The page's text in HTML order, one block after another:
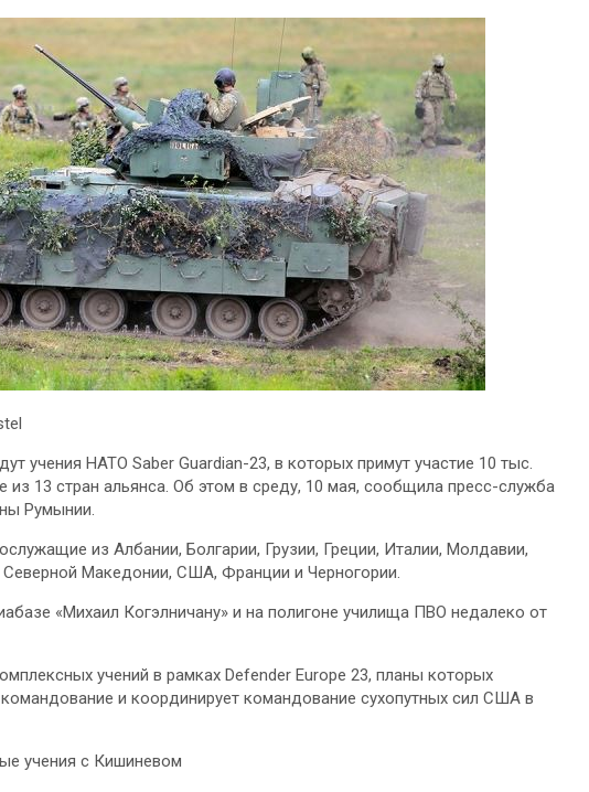
учения НАТО Saber Guardian-23, в которых примут участие 10 тыс.
из 13 стран альянса. Об этом в среду, 10 мая, сообщила пресс-служба
Румынии.
из Албании, Болгарии, Грузии, Греции, Италии, Молдавии,
Македонии, США, Франции и Черногории.
«Михаил Когэлничану» и на полигоне училища ПВО недалеко от
учений в рамках Defender Europe 23, планы которых
и координирует командование сухопутных сил США в
учения с Кишиневом